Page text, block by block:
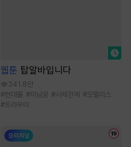
웹툰 탑알바입니다
341.8만
#현대물 #미남공 #사제관계 #모럴리스
#트라우마